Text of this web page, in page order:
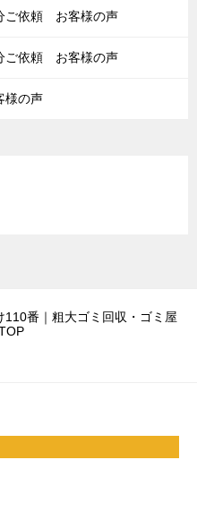
ご依頼 お客様の声
ご依頼 お客様の声
様の声
110番｜粗大ゴミ回収・ゴミ屋